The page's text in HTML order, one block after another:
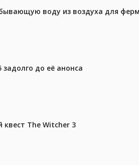
воду из воздуха для
задолго до её анонса
The Witcher 3